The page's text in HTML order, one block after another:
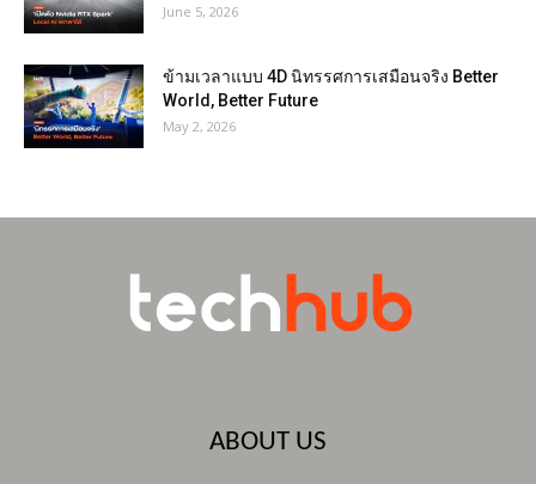
June 5, 2026
ข้ามเวลาแบบ 4D นิทรรศการเสมือนจริง Better
World, Better Future
May 2, 2026
ABOUT US